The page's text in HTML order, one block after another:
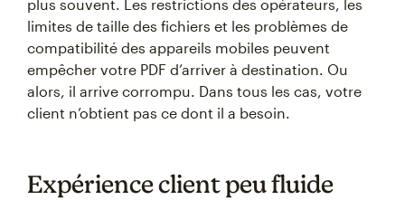
plus souvent. Les restrictions des opérateurs, les
limites de taille des fichiers et les problèmes de
compatibilité des appareils mobiles peuvent
empêcher votre PDF d’arriver à destination. Ou
alors, il arrive corrompu. Dans tous les cas, votre
client n’obtient pas ce dont il a besoin.
Expérience client peu fluide